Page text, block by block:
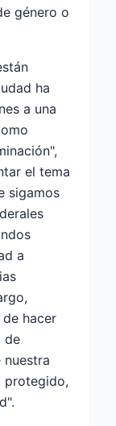
género o
ha
a una
el tema
sigamos
a
hacer
de
protegido,